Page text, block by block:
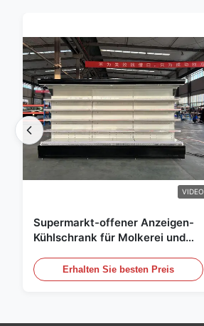
VIDEO
Supermarkt-offener Anzeigen-
Kühlschrank für Molkerei und
Erhalten Sie besten Preis